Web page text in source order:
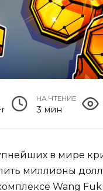
НА ЧТЕНИЕ
3 мин
в мире
миллионы
Wang